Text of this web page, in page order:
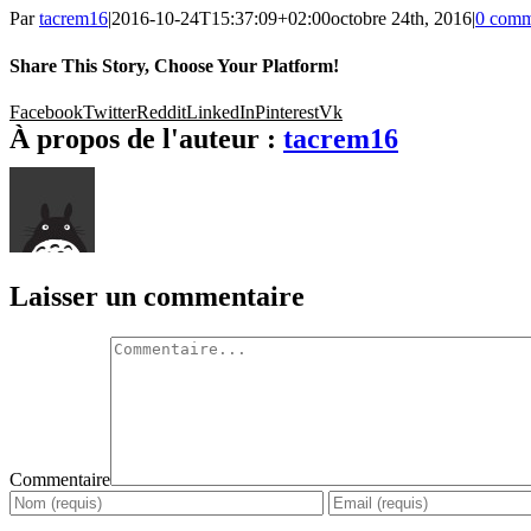
Partacrem16|2016-10-24T15:37:09+02:00octobre 24th, 2016|0
Share This Story, Choose Your Platform!
FacebookTwitterRedditLinkedInPinterestVk
À propos de l'auteur : tacrem16
Laisser un commentaire
Commentaire